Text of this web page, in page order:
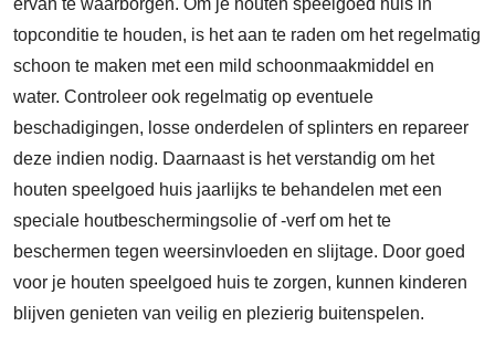
ervan te waarborgen. Om je houten speelgoed huis in
topconditie te houden, is het aan te raden om het regelmatig
schoon te maken met een mild schoonmaakmiddel en
water. Controleer ook regelmatig op eventuele
beschadigingen, losse onderdelen of splinters en repareer
deze indien nodig. Daarnaast is het verstandig om het
houten speelgoed huis jaarlijks te behandelen met een
speciale houtbeschermingsolie of -verf om het te
beschermen tegen weersinvloeden en slijtage. Door goed
voor je houten speelgoed huis te zorgen, kunnen kinderen
blijven genieten van veilig en plezierig buitenspelen.